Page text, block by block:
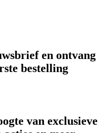
en ontvang
bestelling
van exclusieve